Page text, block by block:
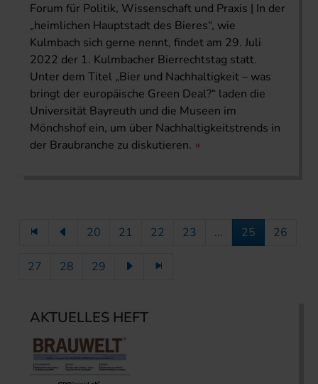
Forum für Politik, Wissenschaft und Praxis | In der
„heimlichen Hauptstadt des Bieres“, wie
Kulmbach sich gerne nennt, findet am 29. Juli
2022 der 1. Kulmbacher Bierrechtstag statt.
Unter dem Titel „Bier und Nachhaltigkeit – was
bringt der europäische Green Deal?“ laden die
Universität Bayreuth und die Museen im
Mönchshof ein, um über Nachhaltigkeitstrends in
der Braubranche zu diskutieren.
20 21 22 23 ... 25 26
27 28 29
AKTUELLES HEFT